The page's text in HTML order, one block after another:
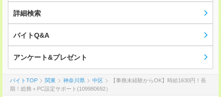
詳細検索
バイトQ&A
アンケート&プレゼント
バイトTOP 関東 神奈川県 中区
【事務未経験からOK】時給1630円！長
期！総務＋PC設定サポート(109980692）